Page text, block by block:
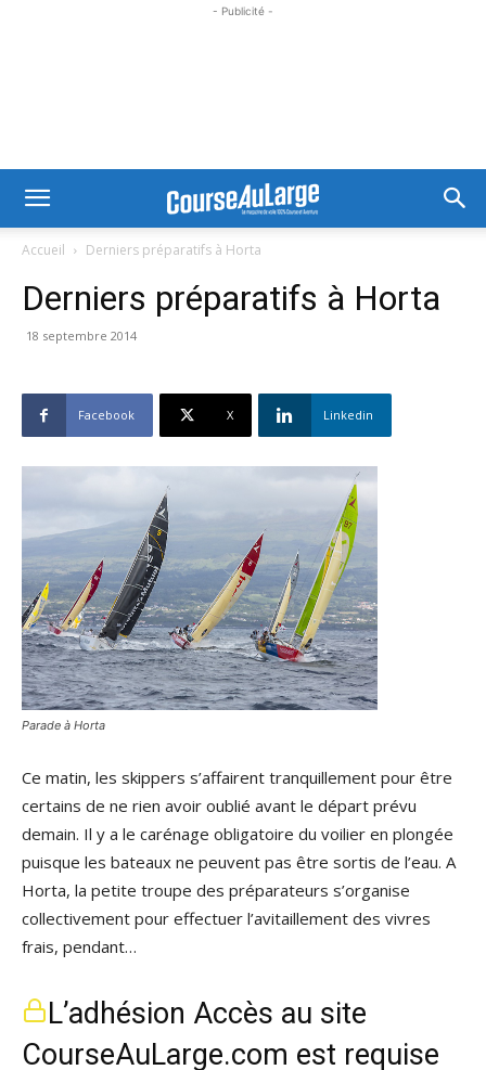
- Publicité -
Accueil Derniers préparatifs à Horta
Derniers préparatifs à Horta
18 septembre 2014
Facebook X Linkedin
Parade à Horta
Ce matin, les skippers s’affairent tranquillement pour être
certains de ne rien avoir oublié avant le départ prévu
demain. Il y a le carénage obligatoire du voilier en plongée
puisque les bateaux ne peuvent pas être sortis de l’eau. A
Horta, la petite troupe des préparateurs s’organise
collectivement pour effectuer l’avitaillement des vivres
frais, pendant…
L’adhésion Accès au site
CourseAuLarge.com est requise